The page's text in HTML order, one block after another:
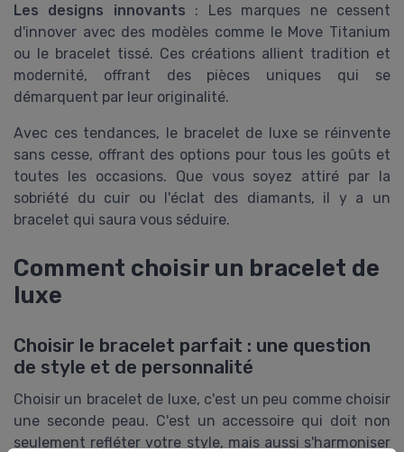
Les designs innovants : Les marques ne cessent
d'innover avec des modèles comme le Move Titanium
ou le bracelet tissé. Ces créations allient tradition et
modernité, offrant des pièces uniques qui se
démarquent par leur originalité.
Avec ces tendances, le bracelet de luxe se réinvente
sans cesse, offrant des options pour tous les goûts et
toutes les occasions. Que vous soyez attiré par la
sobriété du cuir ou l'éclat des diamants, il y a un
bracelet qui saura vous séduire.
Comment choisir un bracelet de
luxe
Choisir le bracelet parfait : une question
de style et de personnalité
Choisir un bracelet de luxe, c'est un peu comme choisir
une seconde peau. C'est un accessoire qui doit non
seulement refléter votre style, mais aussi s'harmoniser